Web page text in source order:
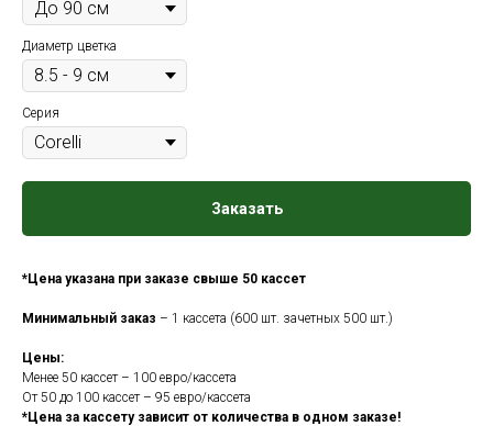
Диаметр цветка
Серия
Заказать
*Цена указана при заказе свыше 50 кассет
Минимальный заказ – 1 кассета (600 шт. зачетных 500 шт.)
Цены:
Менее 50 кассет – 100 евро/кассета
От 50 до 100 кассет – 95 евро/кассета
*Цена за кассету зависит от количества в одном заказе!